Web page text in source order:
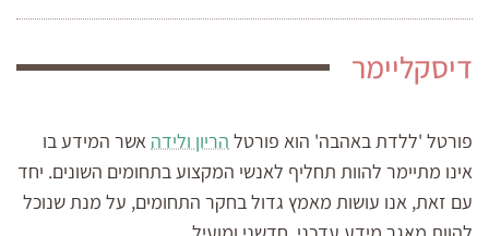
דיסקליימר
פורטל 'ללדת באהבה' הוא פורטל הריון ולידה אשר המידע בו
אינו מתיימר להוות תחליף לאנשי המקצוע בתחומים השונים. יחד
עם זאת, אנו עושות מאמץ גדול בחקר התחומים, על מנת שנוכל